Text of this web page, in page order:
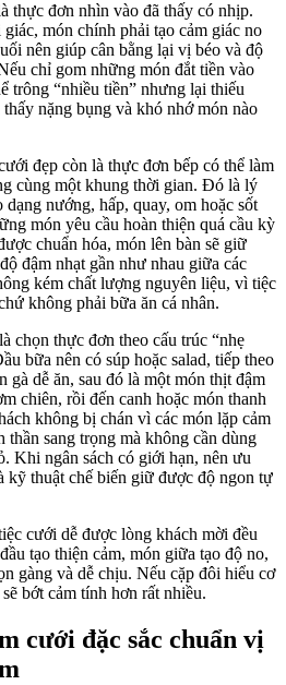
thực đơn nhìn vào đã thấy có nhịp.
món chính phải tạo cảm giác no
nên giúp cân bằng lại vị béo và độ
chỉ gom những món đắt tiền vào
trông “nhiều tiền” nhưng lại thiếu
nặng bụng và khó nhớ món nào
đẹp còn là thực đơn bếp có thể làm
cùng một khung thời gian. Đó là lý
nướng, hấp, quay, om hoặc sốt
món yêu cầu hoàn thiện quá cầu kỳ
chuẩn hóa, món lên bàn sẽ giữ
đậm nhạt gần như nhau giữa các
kém chất lượng nguyên liệu, vì tiệc
không phải bữa ăn cá nhân.
chọn thực đơn theo cấu trúc “nhẹ
bữa nên có súp hoặc salad, tiếp theo
gà dễ ăn, sau đó là một món thịt đậm
chiên, rồi đến canh hoặc món thanh
không bị chán vì các món lặp cảm
sang trọng mà không cần dùng
Khi ngân sách có giới hạn, nên ưu
kỹ thuật chế biến giữ được độ ngon tự
cưới dễ được lòng khách mời đều
tạo thiện cảm, món giữa tạo độ no,
gàng và dễ chịu. Nếu cặp đôi hiểu cơ
bớt cảm tính hơn rất nhiều.
cưới đặc sắc chuẩn vị